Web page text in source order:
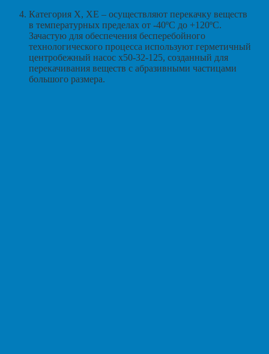
Категория Х, ХЕ – осуществляют перекачку веществ
в температурных пределах от -40ºС до +120ºС.
Зачастую для обеспечения бесперебойного
технологического процесса используют герметичный
центробежный насос х50-32-125, созданный для
перекачивания веществ с абразивными частицами
большого размера.